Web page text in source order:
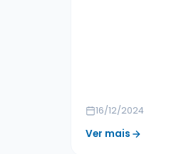
16/12/2024
Ver mais